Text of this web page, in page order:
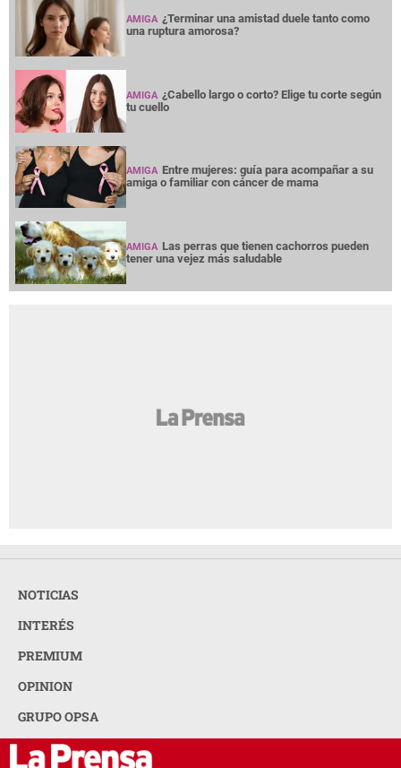
AMIGA ¿Terminar una amistad duele tanto como
una ruptura amorosa?
AMIGA ¿Cabello largo o corto? Elige tu corte según
tu cuello
AMIGA Entre mujeres: guía para acompañar a su
amiga o familiar con cáncer de mama
AMIGA Las perras que tienen cachorros pueden
tener una vejez más saludable
NOTICIAS
INTERÉS
PREMIUM
OPINION
GRUPO OPSA